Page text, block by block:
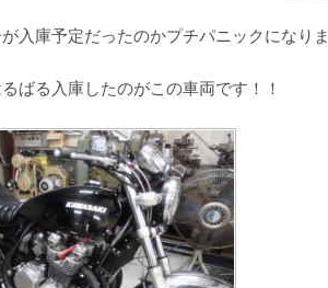
入庫予定だったのかプチパニックになり
ばる入庫したのがこの車両です！！